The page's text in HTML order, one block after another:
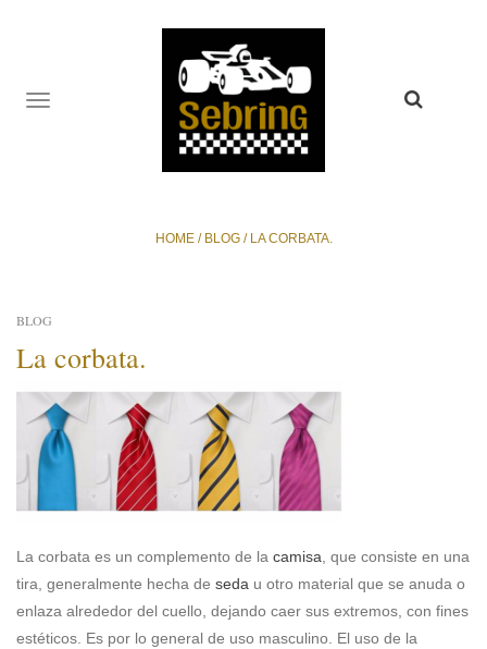
TOGGLE
NAVIGATION
HOME / BLOG / LA CORBATA.
BLOG
La corbata.
La corbata es un complemento de la camisa , que consiste en una
tira, generalmente hecha de seda u otro material que se anuda o
enlaza alrededor del cuello, dejando caer sus extremos, con fines
estéticos. Es por lo general de uso masculino. El uso de la